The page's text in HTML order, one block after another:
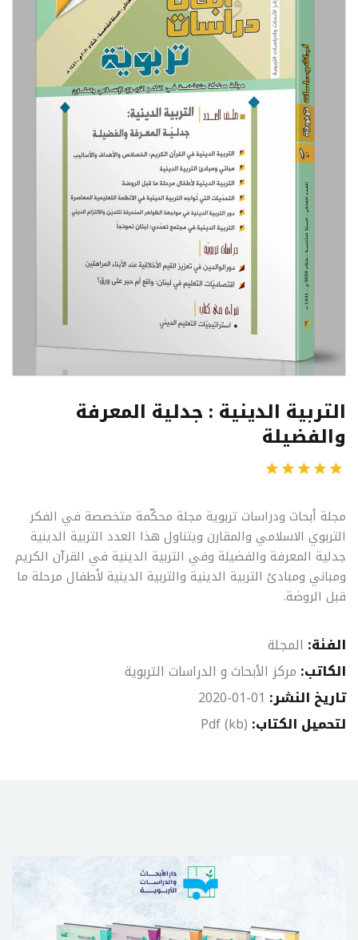
التربية الدينية : جدلية المعرفة
والفضيلة
مجلة أبحاث ودراسات تربوية مجلة محكّمة متخصصة في الفكر
التربوي الاسلامي والمقارن ويتناول هذا العدد التربية الدينية
جدلية المعرفة والفضيلة وفي التربية الدينية في القرآن الكريم
ومباني ومبادئ التربية الدينية والتربية الدينية لأطفال مرحلة ما
قبل الروضة.
الفئة: المجلة
الكاتب: مركز الأبحاث و الدراسات التربوية
تاريخ النشر: 2020-01-01
لتحميل الكتاب: Pdf (kb)